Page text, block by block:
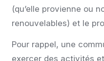
(qu’elle provienne ou
renouvelables) et le
Pour rappel, une
exercer des activités